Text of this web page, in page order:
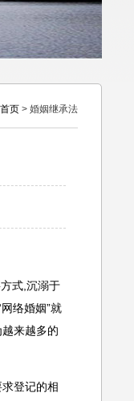
首页 > 婚姻继承法
式,沉溺于
络婚姻”就
来越多的
登记的相